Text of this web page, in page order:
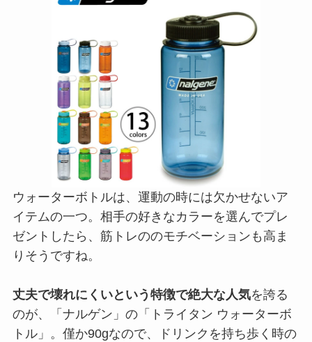
ウォーターボトルは、運動の時には欠かせないア
イテムの一つ。相手の好きなカラーを選んでプレ
ゼントしたら、筋トレののモチベーションも高ま
りそうですね。
丈夫で壊れにくいという特徴で絶大な人気を誇る
のが、「ナルゲン」の「トライタン ウォーターボ
トル」。僅か90gなので、ドリンクを持ち歩く時の